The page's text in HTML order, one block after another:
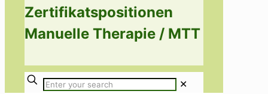
Zertifikatspositionen
Manuelle Therapie / MTT
✕